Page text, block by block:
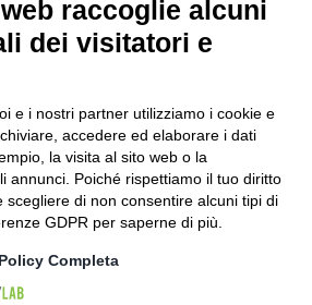
Maria
23
raccoglie alcuni
dei visitatori e
e i nostri partner utilizziamo i cookie e
accedere ed elaborare i dati
la visita al sito web o la
annunci. Poiché rispettiamo il tuo diritto
scegliere di non consentire alcuni tipi di
GDPR per saperne di più.
Completa